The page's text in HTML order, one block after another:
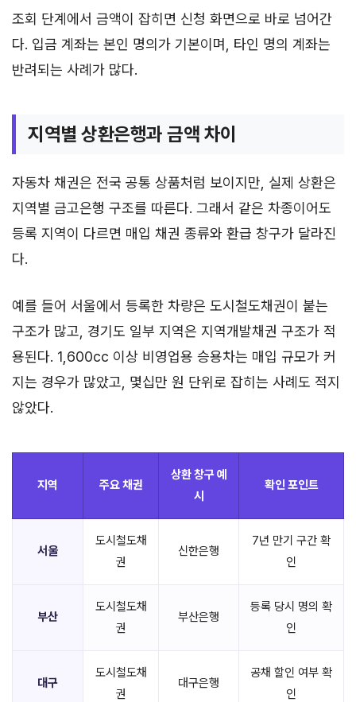
조회 단계에서 금액이 잡히면 신청 화면으로 바로 넘어간
다. 입금 계좌는 본인 명의가 기본이며, 타인 명의 계좌는
반려되는 사례가 많다.
지역별 상환은행과 금액 차이
자동차 채권은 전국 공통 상품처럼 보이지만, 실제 상환은
지역별 금고은행 구조를 따른다. 그래서 같은 차종이어도
등록 지역이 다르면 매입 채권 종류와 환급 창구가 달라진
다.
예를 들어 서울에서 등록한 차량은 도시철도채권이 붙는
구조가 많고, 경기도 일부 지역은 지역개발채권 구조가 적
용된다. 1,600cc 이상 비영업용 승용차는 매입 규모가 커
지는 경우가 많았고, 몇십만 원 단위로 잡히는 사례도 적지
않았다.
지역 주요 채권
상환 창구 예
시
확인 포인트
서울
도시철도채
권
신한은행
7년 만기 구간 확
인
부산
도시철도채
권
부산은행
등록 당시 명의 확
인
대구
도시철도채
권
대구은행
공채 할인 여부 확
인